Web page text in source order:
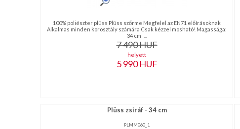
100% poliészter plüss Plüss szőrme Megfelel az EN71 előírásoknak
Alkalmas minden korosztály számára Csak kézzel mosható! Magassága:
34 cm ...
7 490HUF
helyett
5 990HUF
Plüss zsiráf - 34 cm
PLMM060_1